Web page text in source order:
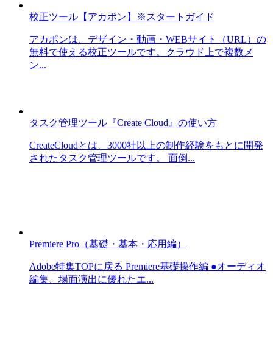
校正ツール【アカポン】※スタートガイド
アカポンは、デザイン・動画・WEBサイト（URL）の
無料で使える校正ツールです。クラウド上で複数メ
ン...
タスク管理ツール『Create Cloud』の使い方
CreateCloudとは、3000社以上の制作経験をもとに開発
されたタスク管理ツールです。 面倒...
Premiere Pro（基礎・基本・応用編）
Adobe特集TOPに戻る Premiere基礎操作編 ●オーディオ
編集、場面演出に優れたエ...